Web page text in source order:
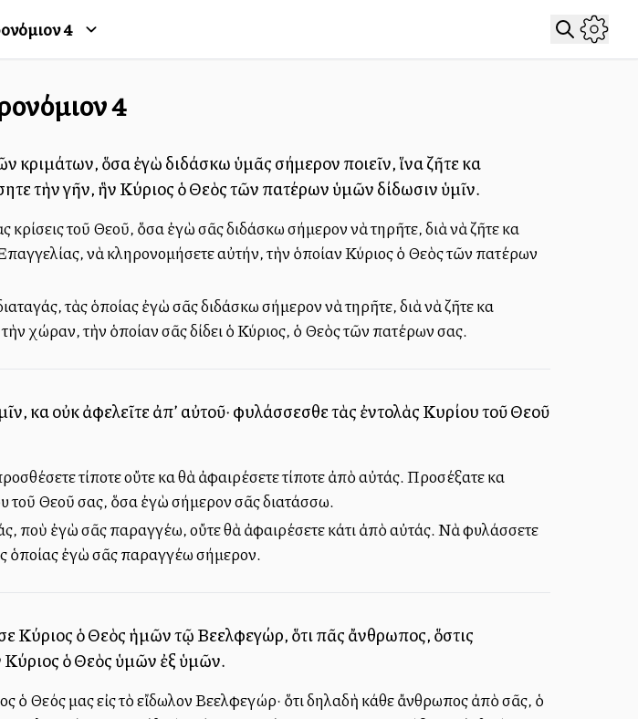
4
4
κριμάτων, ὅσα ἐγὼ διδάσκω ὑμᾶς σήμερον ποιεῖν, ἵνα ζῆτε καὶ
τὴν γῆν, ἣν Κύριος ὁ Θεὸς τῶν πατέρων ὑμῶν δίδωσιν ὑμῖν.
τοῦ Θεοῦ, ὅσα ἐγὼ σᾶς διδάσκω σήμερον νὰ τηρῆτε, διὰ νὰ ζῆτε καὶ
Ἐπαγγελίας, νὰ κληρονομήσετε αὐτήν, τὴν ὁποίαν Κύριος ὁ Θεὸς τῶν πατέρων
τὰς ὁποίας ἐγὼ σᾶς διδάσκω σήμερον νὰ τηρῆτε, διὰ νὰ ζῆτε καὶ
χώραν, τὴν ὁποίαν σᾶς δίδει ὁ Κύριος, ὁ Θεὸς τῶν πατέρων σας.
καὶ οὐκ ἀφελεῖτε ἀπ’ αὐτοῦ· φυλάσσεσθε τὰς ἐντολὰς Κυρίου τοῦ Θεοῦ
τίποτε οὔτε καὶ θὰ ἀφαιρέσετε τίποτε ἀπὸ αὐτάς. Προσέξατε καὶ
τοῦ Θεοῦ σας, ὅσα ἐγὼ σήμερον σᾶς διατάσσω.
ποὺ ἐγὼ σᾶς παραγγέλλω, οὔτε θὰ ἀφαιρέσετε κάτι ἀπὸ αὐτάς. Νὰ φυλάσσετε
ἐγὼ σᾶς παραγγέλλω σήμερον.
Κύριος ὁ Θεὸς ἡμῶν τῷ Βεελφεγώρ, ὅτι πᾶς ἄνθρωπος, ὅστις
ὁ Θεὸς ὑμῶν ἐξ ὑμῶν.
ὁ Θεός μας εἰς τὸ εἴδωλον Βεελφεγώρ· ὅτι δηλαδὴ κάθε ἄνθρωπος ἀπὸ σᾶς, ὁ